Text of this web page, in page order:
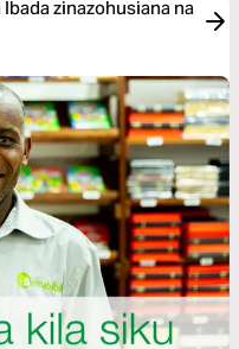
zinazohusiana na